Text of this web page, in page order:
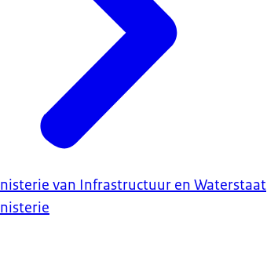
van Infrastructuur en Waterstaat